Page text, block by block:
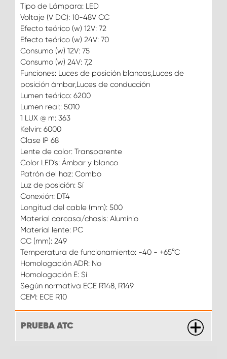
Tipo de Lámpara: LED
Voltaje (V DC): 10-48V CC
Efecto teórico (w) 12V: 72
Efecto teórico (w) 24V: 70
Consumo (w) 12V: 75
Consumo (w) 24V: 7,2
Funciones: Luces de posición blancas,Luces de
posición ámbar,Luces de conducción
Lumen teórico: 6200
Lumen real:: 5010
1 LUX @ m: 363
Kelvin: 6000
Clase IP 68
Lente de color: Transparente
Color LED's: Ámbar y blanco
Patrón del haz: Combo
Luz de posición: Sí
Conexión: DT4
Longitud del cable (mm): 500
Material carcasa/chasis: Aluminio
Material lente: PC
CC (mm): 249
Temperatura de funcionamiento: -40 - +65°C
Homologación ADR: No
Homologación E: Sí
Según normativa ECE R148, R149
CEM: ECE R10
PRUEBA ATC